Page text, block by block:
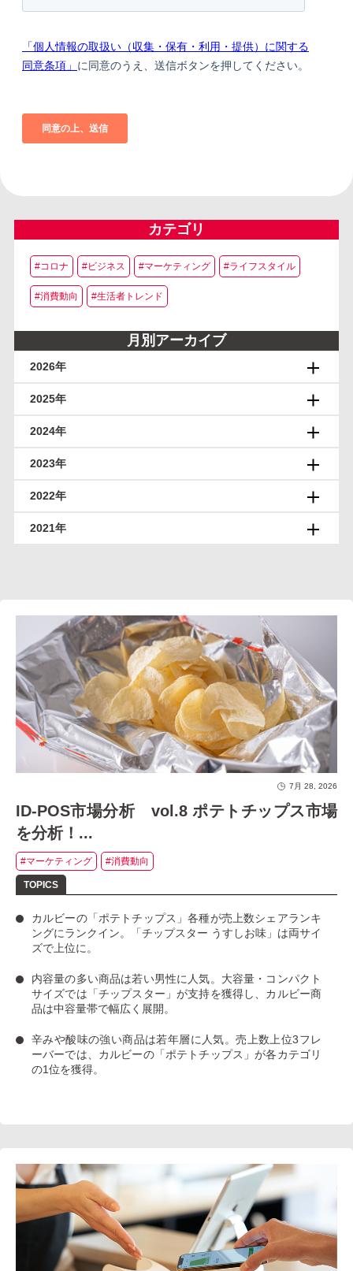
カテゴリ
#コロナ #ビジネス #マーケティング #ライフスタイル
#消費動向 #生活者トレンド
月別アーカイブ
2026年
2025年
2024年
2023年
2022年
2021年
7月 28, 2026
ID-POS市場分析 vol.8 ポテトチップス市場
を分析！...
#マーケティング #消費動向
カルビーの「ポテトチップス」各種が売上数シェアランキ
ングにランクイン。
「チップスター うすしお味」 は両サイ
ズで上位に。
内容量の多い商品は若い男性に人気。大容量・コンパクト
サイズでは「チップスター」が支持を獲得し、カルビー商
品は中容量帯で幅広く展開。
辛みや酸味の強い商品は若年層に人気。売上数上位3フレ
ーバーでは、カルビーの「ポテトチップス」が各カテゴリ
の1位を獲得。